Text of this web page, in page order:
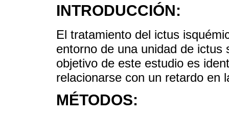
INTRODUCCIÓN:
El tratamiento del ictus
entorno de una unidad de
objetivo de este estudio es
relacionarse con un retardo en
MÉTODOS: